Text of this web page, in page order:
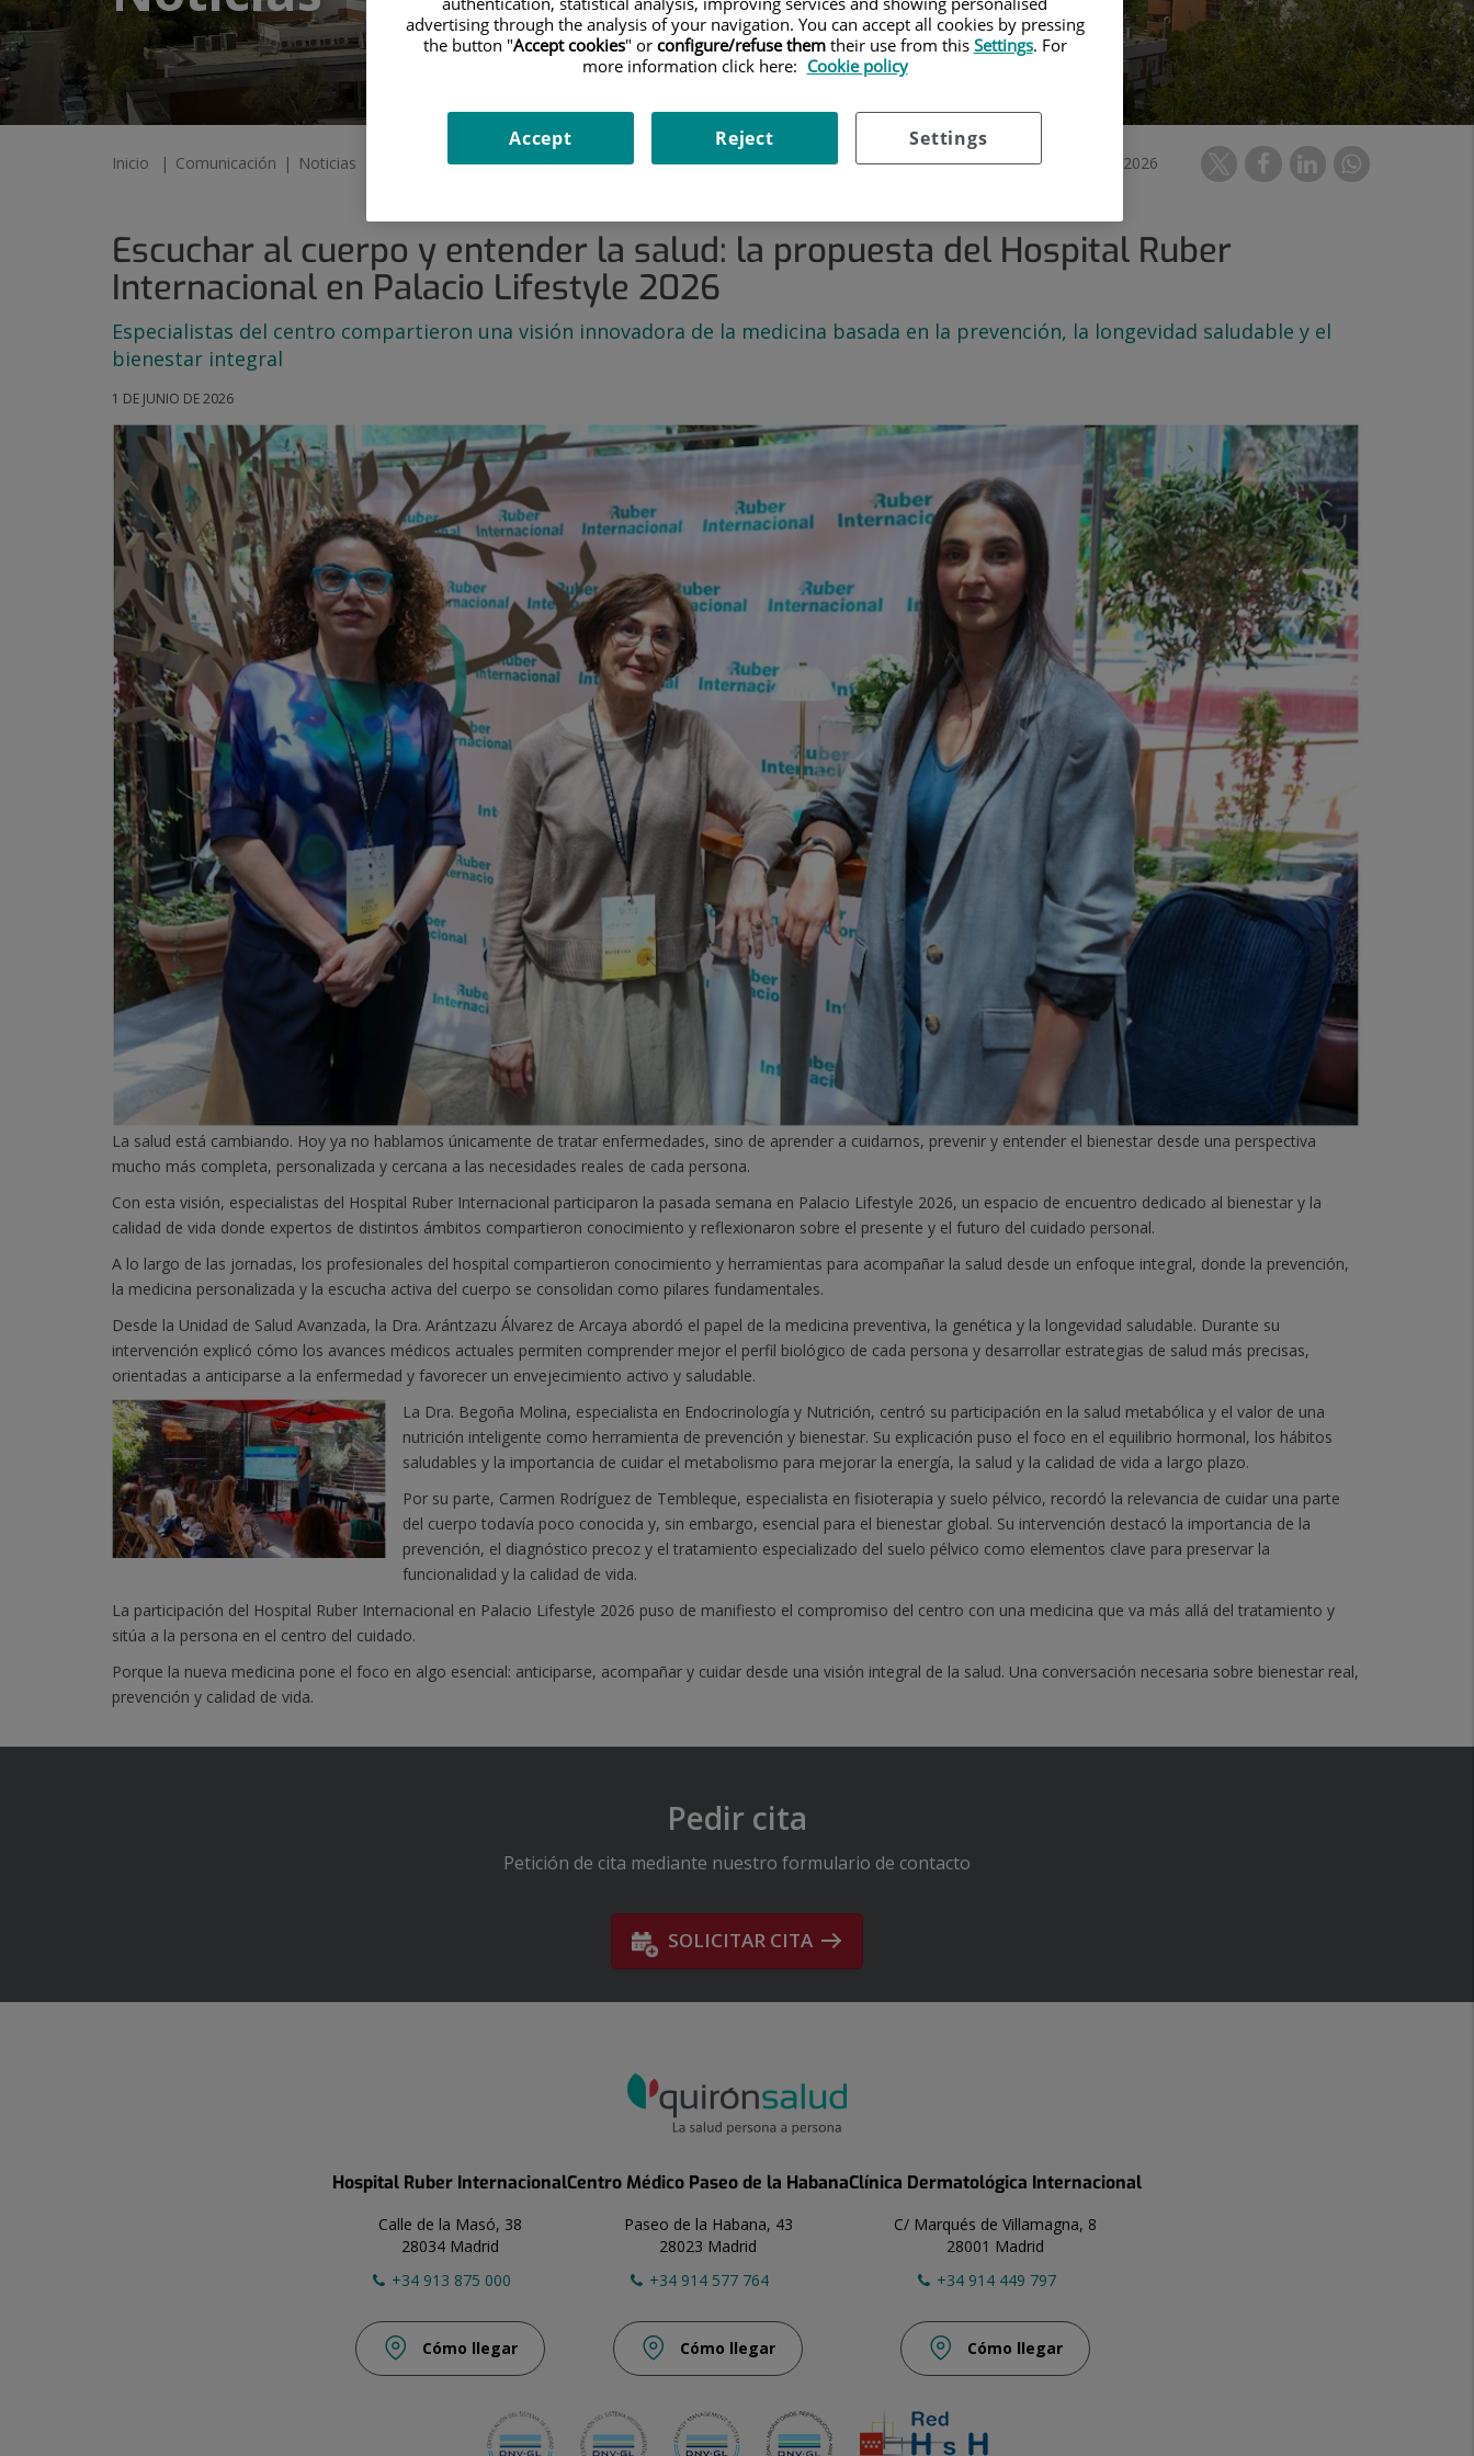
Inicio Comunicación Noticias Escuchar al cuerpo y entender la salud: la propuesta del Hospital Ruber Internacional en Palacio Lifestyle 2026
Escuchar al cuerpo y entender la salud: la propuesta del Hospital Ruber
Internacional en Palacio Lifestyle 2026
Especialistas del centro compartieron una visión innovadora de la medicina basada en la prevención, la longevidad saludable y el
bienestar integral
1 DE JUNIO DE 2026
La salud está cambiando. Hoy ya no hablamos únicamente de tratar enfermedades, sino de aprender a cuidarnos, prevenir y entender el bienestar desde una perspectiva
mucho más completa, personalizada y cercana a las necesidades reales de cada persona.
Con esta visión, especialistas del Hospital Ruber Internacional participaron la pasada semana en Palacio Lifestyle 2026, un espacio de encuentro dedicado al bienestar y la
calidad de vida donde expertos de distintos ámbitos compartieron conocimiento y reflexionaron sobre el presente y el futuro del cuidado personal.
A lo largo de las jornadas, los profesionales del hospital compartieron conocimiento y herramientas para acompañar la salud desde un enfoque integral, donde la prevención,
la medicina personalizada y la escucha activa del cuerpo se consolidan como pilares fundamentales.
Desde la Unidad de Salud Avanzada, la Dra. Arántzazu Álvarez de Arcaya abordó el papel de la medicina preventiva, la genética y la longevidad saludable. Durante su
intervención explicó cómo los avances médicos actuales permiten comprender mejor el perfil biológico de cada persona y desarrollar estrategias de salud más precisas,
orientadas a anticiparse a la enfermedad y favorecer un envejecimiento activo y saludable.
La Dra. Begoña Molina, especialista en Endocrinología y Nutrición, centró su participación en la salud metabólica y el valor de una
nutrición inteligente como herramienta de prevención y bienestar. Su explicación puso el foco en el equilibrio hormonal, los hábitos
saludables y la importancia de cuidar el metabolismo para mejorar la energía, la salud y la calidad de vida a largo plazo.
Por su parte, Carmen Rodríguez de Tembleque, especialista en fisioterapia y suelo pélvico, recordó la relevancia de cuidar una parte
del cuerpo todavía poco conocida y, sin embargo, esencial para el bienestar global. Su intervención destacó la importancia de la
prevención, el diagnóstico precoz y el tratamiento especializado del suelo pélvico como elementos clave para preservar la
funcionalidad y la calidad de vida.
La participación del Hospital Ruber Internacional en Palacio Lifestyle 2026 puso de manifiesto el compromiso del centro con una medicina que va más allá del tratamiento y
sitúa a la persona en el centro del cuidado.
Porque la nueva medicina pone el foco en algo esencial: anticiparse, acompañar y cuidar desde una visión integral de la salud. Una conversación necesaria sobre bienestar real,
prevención y calidad de vida.
Pedir cita
Petición de cita mediante nuestro formulario de contacto
SOLICITAR CITA
Hospital Ruber Internacional
Calle de la Masó, 38
28034 Madrid
+34 913 875 000
Cómo llegar
Centro Médico Paseo de la Habana
Paseo de la Habana, 43
28023 Madrid
+34 914 577 764
Cómo llegar
Clínica Dermatológica Internacional
C/ Marqués de Villamagna, 8
28001 Madrid
+34 914 449 797
Cómo llegar
advertising through the analysis of your navigation. You can accept all cookies by pressing
the button "Accept cookies" or configure/refuse themtheir use from this Settings. For
more information click here: Cookie policy
Settings
Reject
Accept